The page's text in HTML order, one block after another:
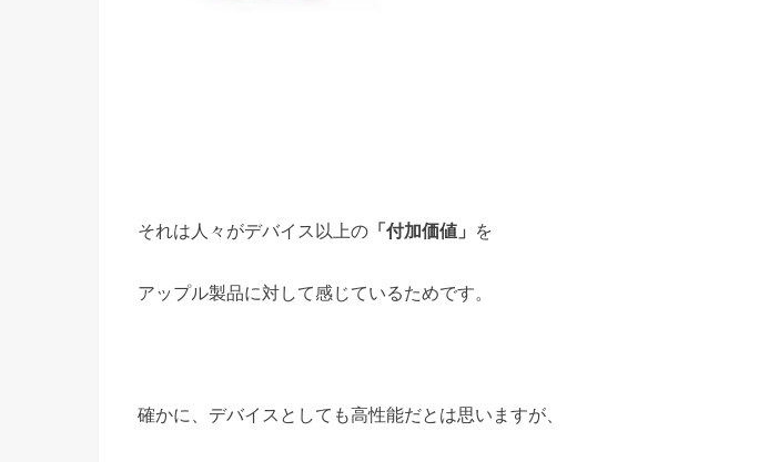
それは人々がデバイス以上の 「付加価値」 を
アップル製品に対して感じているためです。
確かに、デバイスとしても高性能だとは思いますが、